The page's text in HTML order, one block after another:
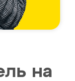
на